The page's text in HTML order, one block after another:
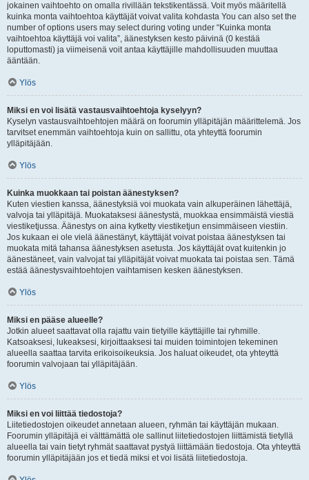
jokainen vaihtoehto on omalla rivillään tekstikentässä. Voit myös määritellä
kuinka monta vaihtoehtoa käyttäjät voivat valita kohdasta You can also set the
number of options users may select during voting under “Kuinka monta
vaihtoehtoa käyttäjä voi valita”, äänestyksen kesto päivinä (0 kestää
loputtomasti) ja viimeisenä voit antaa käyttäjille mahdollisuuden muuttaa
ääntään.
Ylös
Miksi en voi lisätä vastausvaihtoehtoja kyselyyn?
Kyselyn vastausvaihtoehtojen määrä on foorumin ylläpitäjän määrittelemä. Jos
tarvitset enemmän vaihtoehtoja kuin on sallittu, ota yhteyttä foorumin
ylläpitäjään.
Ylös
Kuinka muokkaan tai poistan äänestyksen?
Kuten viestien kanssa, äänestyksiä voi muokata vain alkuperäinen lähettäjä,
valvoja tai ylläpitäjä. Muokataksesi äänestystä, muokkaa ensimmäistä viestiä
viestiketjussa. Äänestys on aina kytketty viestiketjun ensimmäiseen viestiin.
Jos kukaan ei ole vielä äänestänyt, käyttäjät voivat poistaa äänestyksen tai
muokata mitä tahansa äänestyksen asetusta. Jos käyttäjät ovat kuitenkin jo
äänestäneet, vain valvojat tai ylläpitäjät voivat muokata tai poistaa sen. Tämä
estää äänestysvaihtoehtojen vaihtamisen kesken äänestyksen.
Ylös
Miksi en pääse alueelle?
Jotkin alueet saattavat olla rajattu vain tietyille käyttäjille tai ryhmille.
Katsoaksesi, lukeaksesi, kirjoittaaksesi tai muiden toimintojen tekeminen
alueella saattaa tarvita erikoisoikeuksia. Jos haluat oikeudet, ota yhteyttä
foorumin valvojaan tai ylläpitäjään.
Ylös
Miksi en voi liittää tiedostoja?
Liitetiedostojen oikeudet annetaan alueen, ryhmän tai käyttäjän mukaan.
Foorumin ylläpitäjä ei välttämättä ole sallinut liitetiedostojen liittämistä tietyllä
alueella tai vain tietyt ryhmät saattavat pystyä liittämään tiedostoja. Ota yhteyttä
foorumin ylläpitäjään jos et tiedä miksi et voi lisätä liitetiedostoja.